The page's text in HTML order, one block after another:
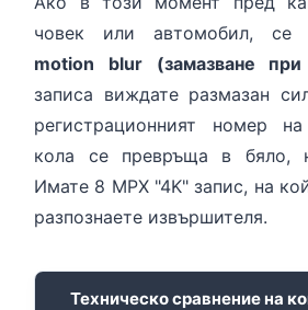
човек или автомобил, се
motion blur (замазване
записа виждате размазан
регистрационният номер
кола се превръща в бяло,
Имате 8 MPX "4K" запис, на
разпознаете извършителя.
Техническо сравнение на